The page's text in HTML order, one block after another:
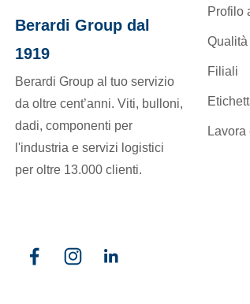
Berardi Group dal
1919
Berardi Group al tuo servizio
da oltre cent’anni. Viti, bulloni,
dadi, componenti per
l'industria e servizi logistici
per oltre 13.000 clienti.
Profilo
Qualità
Filiali
Lavora
FacebookInstagramLinkedin